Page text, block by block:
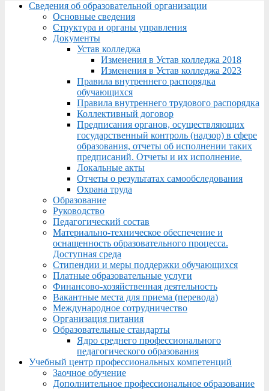
Menu
Сведения об образовательной организации
Основные сведения
Структура и органы управления
Документы
Устав колледжа
Изменения в Устав колледжа 2018
Изменения в Устав колледжа 2023
Правила внутреннего распорядка
обучающихся
Правила внутреннего трудового распорядка
Коллективный договор
Предписания органов, осуществляющих
государственный контроль (надзор) в сфере
образования, отчеты об исполнении таких
предписаний. Отчеты и их исполнение.
Локальные акты
Отчеты о результатах самообследования
Охрана труда
Образование
Руководство
Педагогический состав
Материально-техническое обеспечение и
оснащенность образовательного процесса.
Доступная среда
Стипендии и меры поддержки обучающихся
Платные образовательные услуги
Финансово-хозяйственная деятельность
Вакантные места для приема (перевода)
Международное сотрудничество
Организация питания
Образовательные стандарты
Ядро среднего профессионального
педагогического образования
Учебный центр профессиональных компетенций
Заочное обучение
Дополнительное профессиональное образование